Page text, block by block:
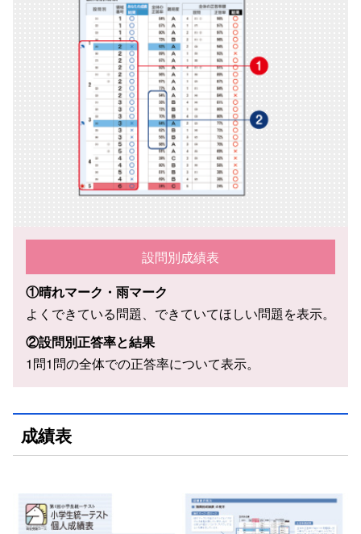
設問別成績表
①晴れマーク・雨マーク
よくできている問題、できていてほしい問題を表示。
②設問別正答率と結果
1問1問の全体での正答率について表示。
成績表